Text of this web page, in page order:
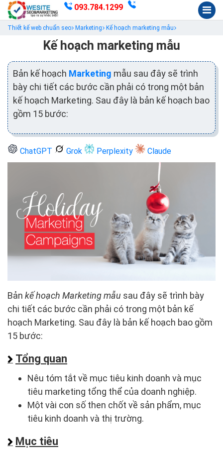
093.784.1299
Thiết kế web chuẩn seo Marketing Kế hoạch marketing mẫu
Kế hoạch marketing mẫu
Bản kế hoạch Marketing mẫu sau đây sẽ trình
bày chi tiết các bước cần phải có trong một bản
kế hoạch Marketing. Sau đây là bản kế hoạch bao
gồm 15 bước:
ChatGPT Grok Perplexity Claude
Bản kế hoạch Marketing mẫu sau đây sẽ trình bày
chi tiết các bước cần phải có trong một bản kế
hoạch Marketing. Sau đây là bản kế hoạch bao gồm
15 bước:
Tổng quan
Nêu tóm tắt về mục tiêu kinh doanh và mục
tiêu marketing tổng thể của doanh nghiệp.
Một vài con số then chốt về sản phẩm, mục
tiêu kinh doanh và thị trường.
Mục tiêu